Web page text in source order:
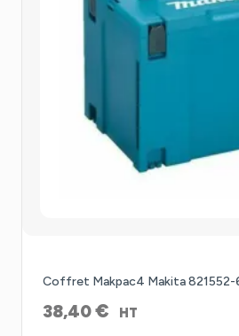
Coffret Makpac4 Makita 821552-
38,40€ HT